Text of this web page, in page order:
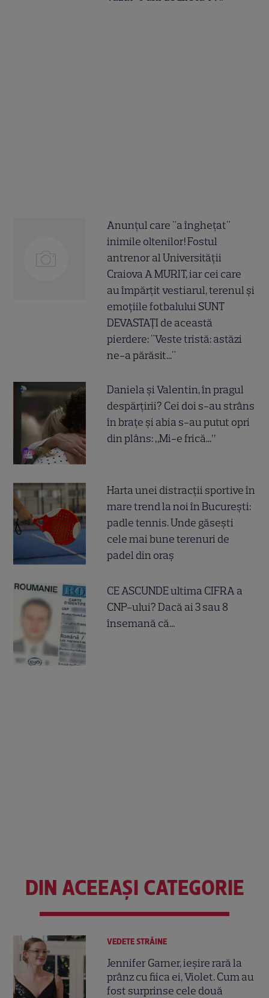
Anunțul care "a înghețat"
inimile oltenilor! Fostul
antrenor al Universității
Craiova A MURIT, iar cei care
au împărțit vestiarul, terenul și
emoțiile fotbalului SUNT
DEVASTAȚI de această
pierdere: "Veste tristă: astăzi
ne-a părăsit..."
Daniela și Valentin, în pragul
despărțirii? Cei doi s-au strâns
în brațe și abia s-au putut opri
din plâns: „Mi-e frică...”
Harta unei distracții sportive în
mare trend la noi în București:
padle tennis. Unde găsești
cele mai bune terenuri de
padel din oraș
CE ASCUNDE ultima CIFRA a
CNP-ului? Dacă ai 3 sau 8
însemană că...
DIN ACEEAȘI CATEGORIE
VEDETE STRĂINE
Jennifer Garner, ieșire rară la
prânz cu fiica ei, Violet. Cum au
fost surprinse cele două